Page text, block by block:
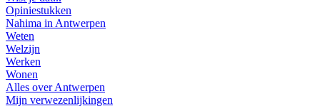
Opiniestukken
Nahima in Antwerpen
Weten
Welzijn
Werken
Wonen
Alles over Antwerpen
Mijn verwezenlijkingen